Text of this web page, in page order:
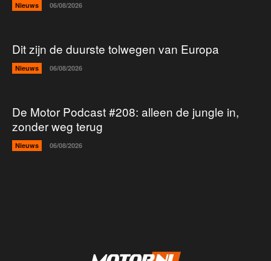
Nieuws 06/08/2026
Dit zijn de duurste tolwegen van Europa
Nieuws 06/08/2026
De Motor Podcast #208: alleen de jungle in,
zonder weg terug
Nieuws 06/08/2026